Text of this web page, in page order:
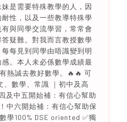
是需要特殊教學的人，因
性，以及一些教導特殊學
與同學交流學習，常常會
疑難。對我而言教授數學
每見到同學由唔識變到明
。本人未必係數學成績最
熱誠去教好數學。🔥🔥 可
、數學、常識 ｜初中及高
及中五開始補：有信心幫助
中六開始補：有信心幫助保
學100% DSE oriented ✅獨